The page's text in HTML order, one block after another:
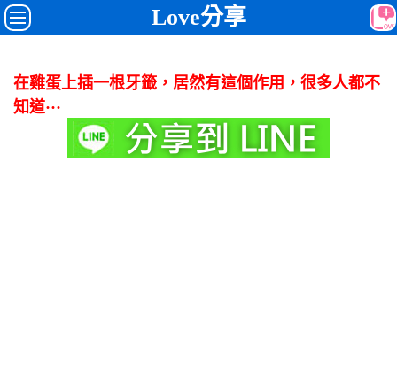
Love分享
在雞蛋上插一根牙籤，居然有這個作用，很多人都不
知道···